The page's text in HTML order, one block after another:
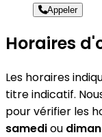
Appeler
Horaires
Les horaires
titre indicatif.
pour vérifier les
samediou